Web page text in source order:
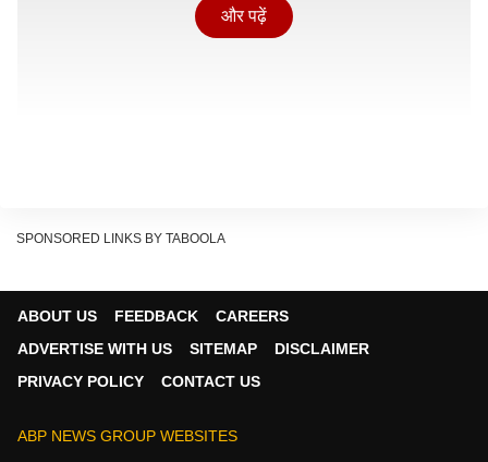
जल्द बढ़ाना चाहिए. जिसको लेकर कुछ कर्मचारी संगठनों ने अपनी
और पढ़ें
SPONSORED LINKS BY TABOOLA
ABOUT US FEEDBACK
CAREERS
ADVERTISE WITH US
SITEMAP
DISCLAIMER
PRIVACY POLICY
CONTACT US
ABP NEWS GROUP WEBSITES